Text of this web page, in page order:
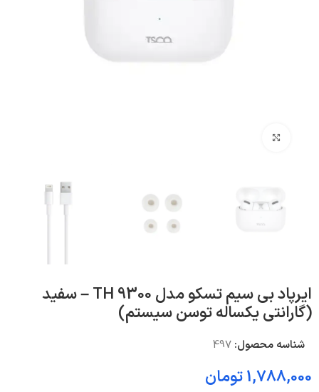
ایرپاد بی سیم تسکو مدل TH 9300 – سفید
(گارانتی یکساله توسن سیستم)
شناسه محصول:497
1,788,000تومان